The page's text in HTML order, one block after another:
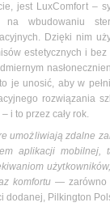
jest LuxComfort –
wbudowaniu
Dzięki nim
estetycznych i
je unosić, aby w
rozwiązania
i to przez cały rok.
umożliwiają zdalne
aplikacji mobilnej,
komfortu— zarówno
dodanej, Pilkington